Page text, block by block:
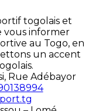
togolais et
vous informer
au Togo, en
un accent
Rue Adébayor